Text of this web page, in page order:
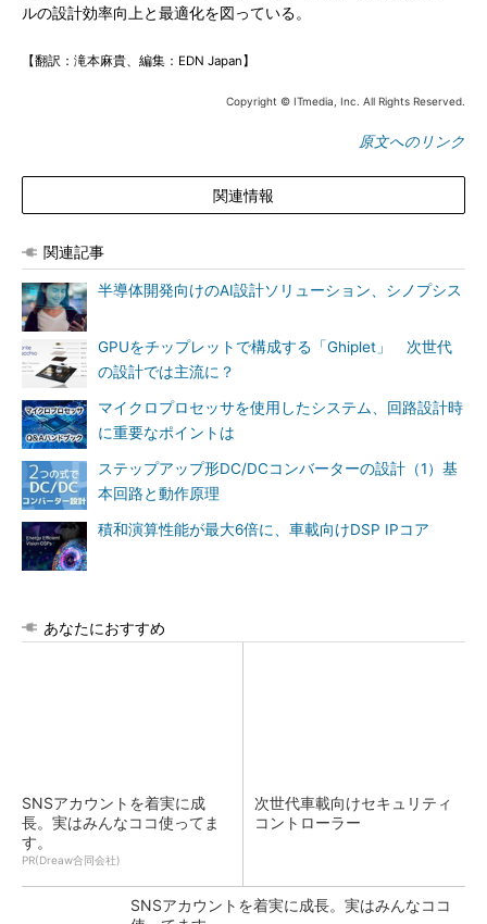
ルの設計効率向上と最適化を図っている。
【翻訳：滝本麻貴、編集：EDN Japan】
Copyright © ITmedia, Inc. All Rights Reserved.
原文へのリンク
関連情報
関連記事
半導体開発向けのAI設計ソリューション、シノプシス
GPUをチップレットで構成する「Ghiplet」 次世代
の設計では主流に？
マイクロプロセッサを使用したシステム、回路設計時
に重要なポイントは
ステップアップ形DC/DCコンバーターの設計（1）基
本回路と動作原理
積和演算性能が最大6倍に、車載向けDSP IPコア
あなたにおすすめ
SNSアカウントを着実に成
長。実はみんなココ使ってま
す。
PR(Dreaw合同会社)
次世代車載向けセキュリティ
コントローラー
SNSアカウントを着実に成長。実はみんなココ